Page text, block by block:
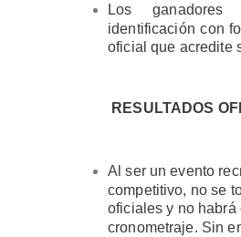
Los ganadores
identificación con
oficial que acredite
RESULTADOS
Al ser un evento
competitivo, no se
oficiales y no habrá
cronometraje. Sin